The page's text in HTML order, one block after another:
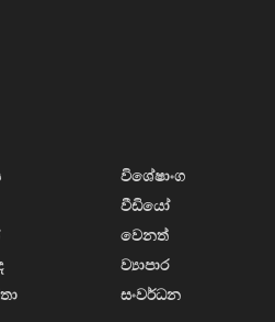
විශේෂාංග
වීඩියෝ
වෙනත්
ව්‍යාපාර
සංවර්ධන